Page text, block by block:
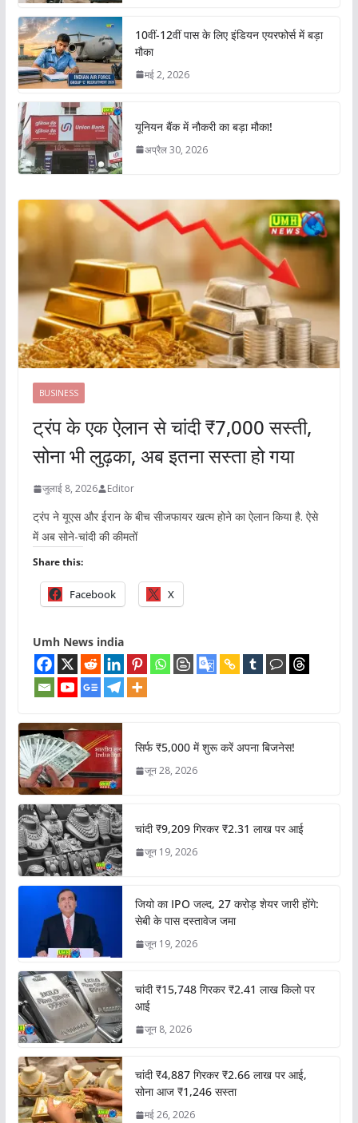
10वीं-12वीं पास के लिए इंडियन एयरफोर्स में बड़ा
मौका
मई 2, 2026
यूनियन बैंक में नौकरी का बड़ा मौका!
अप्रैल 30, 2026
BUSINESS
ट्रंप के एक ऐलान से चांदी ₹7,000 सस्ती,
सोना भी लुढ़का, अब इतना सस्ता हो गया
जुलाई 8, 2026 Editor
ट्रंप ने यूएस और ईरान के बीच सीजफायर खत्म होने का ऐलान किया है. ऐसे
में अब सोने-चांदी की कीमतों
Share this:
Facebook X
Umh News india
सिर्फ ₹5,000 में शुरू करें अपना बिजनेस!
जून 28, 2026
चांदी ₹9,209 गिरकर ₹2.31 लाख पर आई
जून 19, 2026
जियो का IPO जल्द, 27 करोड़ शेयर जारी होंगे:
सेबी के पास दस्तावेज जमा
जून 19, 2026
चांदी ₹15,748 गिरकर ₹2.41 लाख किलो पर
आई
जून 8, 2026
चांदी ₹4,887 गिरकर ₹2.66 लाख पर आई,
सोना आज ₹1,246 सस्ता
मई 26, 2026